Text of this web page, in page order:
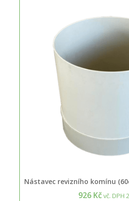
Nástavec revizního komínu
926 Kčvč. DPH